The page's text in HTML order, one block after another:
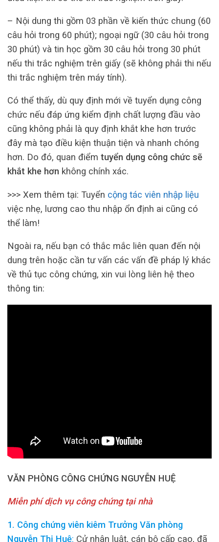
– Nội dung thi gồm 03 phần về kiến thức chung (60
câu hỏi trong 60 phút); ngoại ngữ (30 câu hỏi trong
30 phút) và tin học gồm 30 câu hỏi trong 30 phút
nếu thi trắc nghiệm trên giấy (sẽ không phải thi nếu
thi trắc nghiệm trên máy tính).
Có thể thấy, dù quy định mới về tuyển dụng công
chức nếu đáp ứng kiểm định chất lượng đầu vào
cũng không phải là quy định khắt khe hơn trước
đây mà tạo điều kiện thuận tiện và nhanh chóng
hơn. Do đó, quan điểm tuyển dụng công chức sẽ
khắt khe hơn không chính xác.
>>> Xem thêm tại: Tuyển cộng tác viên nhập liệu
việc nhẹ, lương cao thu nhập ổn định ai cũng có
thể làm!
Ngoài ra, nếu bạn có thắc mắc liên quan đến nội
dung trên hoặc cần tư vấn các vấn đề pháp lý khác
về thủ tục công chứng, xin vui lòng liên hệ theo
thông tin:
VĂN PHÒNG CÔNG CHỨNG NGUYỄN HUỆ
Miễn phí dịch vụ công chứng tại nhà
1. Công chứng viên kiêm Trưởng Văn phòng
Nguyễn Thị Huệ: Cử nhân luật, cán bộ cấp cao, đã